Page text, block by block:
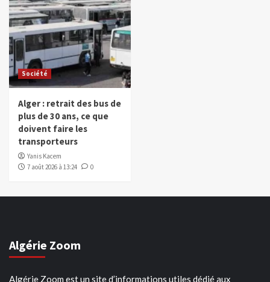
Société
Alger : retrait des bus de
plus de 30 ans, ce que
doivent faire les
transporteurs
Yanis Kacem
7 août 2026 à 13:24
0
Algérie Zoom
Algérie Zoom est un site d’informations utiles dédié aux